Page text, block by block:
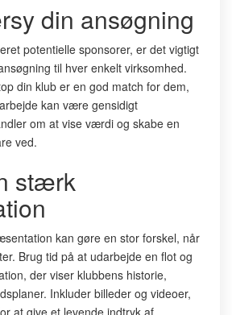
din ansøgning
potentielle sponsorer, er det vigtigt
til hver enkelt virksomhed.
din klub er en god match for dem,
kan være gensidigt
om at vise værdi og skabe en
ved.
stærk
kan gøre en stor forskel, når
Brug tid på at udarbejde en flot og
der viser klubbens historie,
Inkluder billeder og videoer,
at give et levende indtryk af